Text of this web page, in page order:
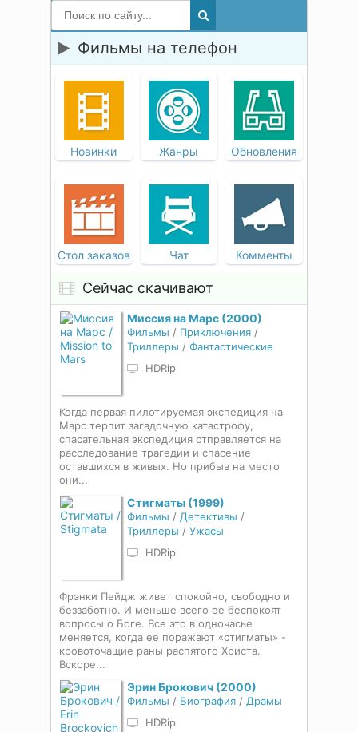
Фильмы на телефон
Новинки Жанры Обновления
Стол заказов Чат Комменты
Сейчас скачивают
Миссия на Марс (2000)
Фильмы / Приключения /
Триллеры / Фантастические
HDRip
Когда первая пилотируемая экспедиция на
Марс терпит загадочную катастрофу,
спасательная экспедиция отправляется на
расследование трагедии и спасение
оставшихся в живых. Но прибыв на место
они...
Стигматы (1999)
Фильмы / Детективы /
Триллеры / Ужасы
HDRip
Фрэнки Пейдж живет спокойно, свободно и
беззаботно. И меньше всего ее беспокоят
вопросы о Боге. Все это в одночасье
меняется, когда ее поражают «стигматы» -
кровоточащие раны распятого Христа.
Вскоре...
Эрин Брокович (2000)
Фильмы / Биография / Драмы
HDRip